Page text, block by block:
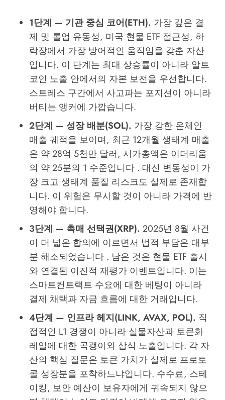
1단계 — 기관 중심 코어(ETH). 가장 깊은 결
제 및 롤업 유동성, 미국 현물 ETF 접근성, 하
락장에서 가장 방어적인 움직임을 갖춘 자산
입니다. 이 단계는 최대 상승률이 아니라 알트
코인 노출 안에서의 자본 보전을 우선합니다.
스트레스 구간에서 사고파는 포지션이 아니라
버티는 앵커에 가깝습니다.
2단계 — 성장 배분(SOL). 가장 강한 온체인
매출 궤적을 보이며, 최근 12개월 생태계 매출
은 약 28억 5천만 달러, 시가총액은 이더리움
의 약 25분의 1 수준입니다 . 대신 변동성이 가
장 크고 생태계 품질 리스크도 실제로 존재합
니다. 이 위험은 무시할 것이 아니라 가격에 반
영해야 합니다.
3단계 — 촉매 선택권(XRP). 2025년 8월 사건
이 더 넓은 합의에 이르면서 법적 부담은 대부
분 해소되었습니다 . 남은 것은 현물 ETF 출시
와 연결된 이진적 재평가 이벤트입니다. 이는
스마트컨트랙트 수요에 대한 베팅이 아니라
결제 채택과 자금 흐름에 대한 거래입니다.
4단계 — 인프라 헤지(LINK, AVAX, POL). 직
접적인 L1 경쟁이 아니라 실물자산과 토큰화
레일에 대한 곡괭이와 삽식 노출입니다. 각 자
산의 핵심 질문은 토큰 가치가 실제로 프로토
콜 성장분을 포착하느냐입니다. 수수료, 스테
이킹, 보안 예산이 보유자에게 귀속되지 않으